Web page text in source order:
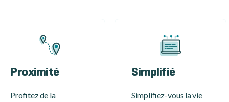
Proximité
Profitez de la
Simplifié
Simplifiez-vous la vie